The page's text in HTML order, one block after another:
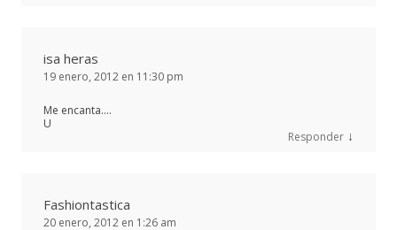
isa heras
19 enero, 2012 en 11:30 pm
Me encanta….
U
Responder ↓
Fashiontastica
20 enero, 2012 en 1:26 am